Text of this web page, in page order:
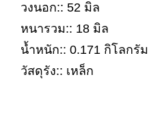
วงนอก:: 52 มิล
หนารวม:: 18 มิล
น้ำหนัก:: 0.171 กิโลกรัม
วัสดุรัง:: เหล็ก